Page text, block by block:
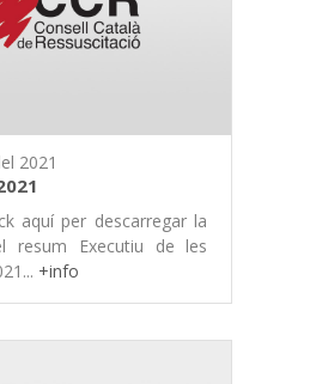
2021
per descarregar la
resum Executiu de les
+info